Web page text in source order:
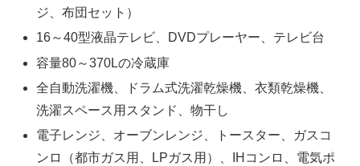
ジ、布団セット）
16～40型液晶テレビ、DVDプレーヤー、テレビ台
容量80～370Lの冷蔵庫
全自動洗濯機、ドラム式洗濯乾燥機、衣類乾燥機、
洗濯スペース用スタンド、物干し
電子レンジ、オーブンレンジ、トースター、ガスコ
ンロ（都市ガス用、LPガス用）、IHコンロ、電気ポ